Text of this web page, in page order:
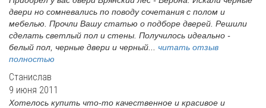
двери но сомневались по поводу сочетания с полом и
мебелью. Прочли Вашу статью о подборе дверей. Решили
сделать светлый пол и стены. Получилось идеально -
белый пол, черные двери и черный... читать отзыв
полностью
Станислав
9 июня 2011
Хотелось купить что-то качественное и красивое и